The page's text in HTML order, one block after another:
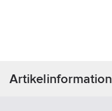
Artikelinformation